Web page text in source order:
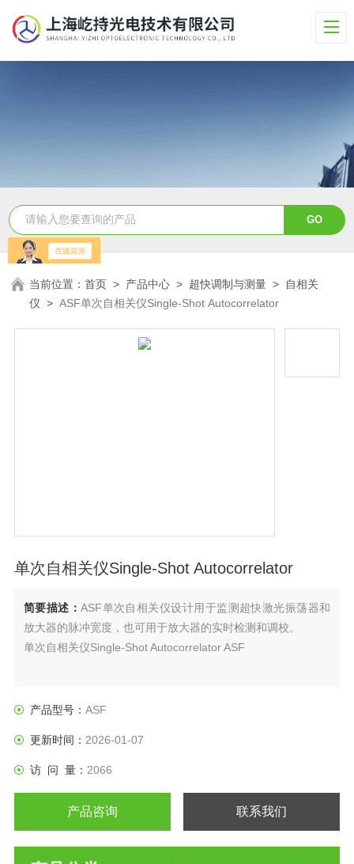
当前位置：首页 > 产品中心 > 超快调制与测量 > 自相关
仪 >ASF单次自相关仪Single-Shot Autocorrelator
单次自相关仪Single-Shot Autocorrelator
简要描述：ASF单次自相关仪设计用于监测超快激光振荡器和
放大器的脉冲宽度，也可用于放大器的实时检测和调校。
单次自相关仪Single-Shot Autocorrelator ASF
产品型号： ASF
更新时间： 2026-01-07
访 问 量： 2066
产品咨询 联系我们